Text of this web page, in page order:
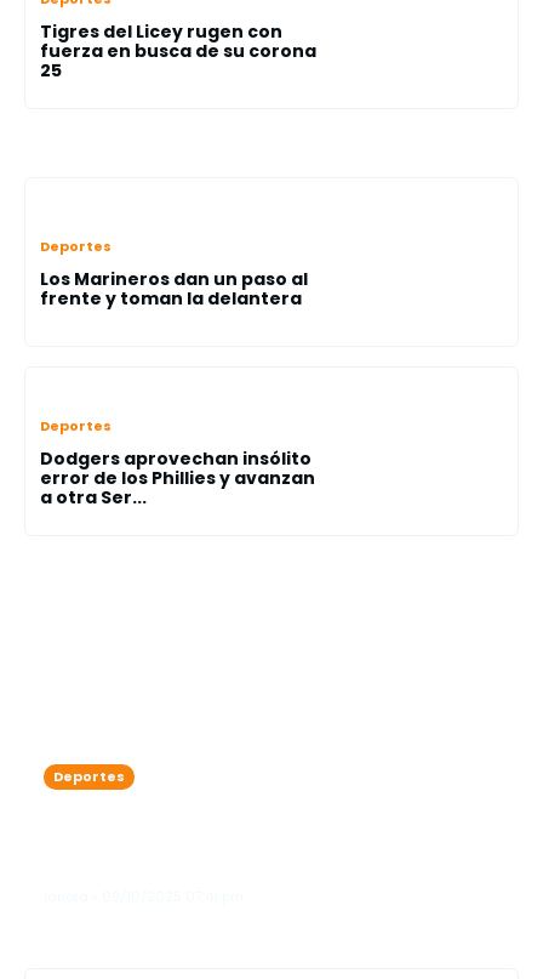
Tigres del Licey rugen con
fuerza en busca de su corona
25
Deportes
Los Marineros dan un paso al
frente y toman la delantera
Deportes
Dodgers aprovechan insólito
error de los Phillies y avanzan
a otra Ser...
Deportes